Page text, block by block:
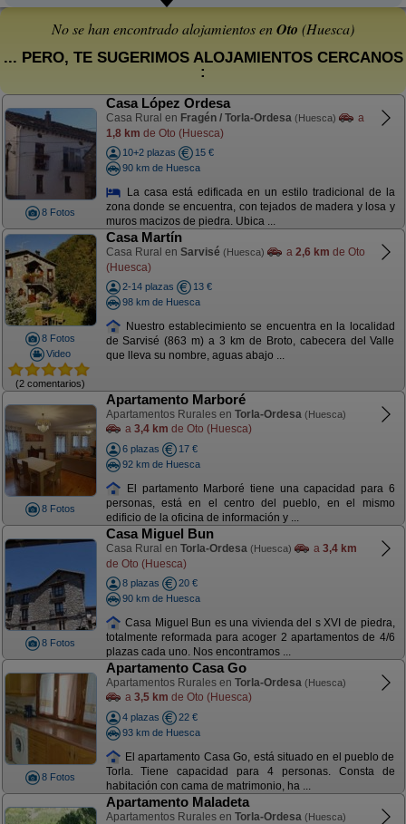
No se han encontrado alojamientos enOto (Huesca)
... PERO, TE SUGERIMOS ALOJAMIENTOS CERCANOS
:
8 Fotos
Casa López Ordesa
Casa Rural en Fragén / Torla-Ordesa (Huesca)
a
1,8 km de Oto (Huesca)
10+2 plazas
15 €
90 km de Huesca
La casa está edificada en un estilo tradicional de la
zona donde se encuentra, con tejados de madera y losa y
muros macizos de piedra. Ubica ...
8 Fotos
Video
(2 comentarios)
Casa Martín
Casa Rural en Sarvisé (Huesca) a 2,6 km de Oto
(Huesca)
2-14 plazas
13 €
98 km de Huesca
Nuestro establecimiento se encuentra en la localidad
de Sarvisé (863 m) a 3 km de Broto, cabecera del Valle
que lleva su nombre, aguas abajo ...
8 Fotos
Apartamento Marboré
Apartamentos Rurales en Torla-Ordesa (Huesca)
a 3,4 km de Oto (Huesca)
6 plazas
17 €
92 km de Huesca
El partamento Marboré tiene una capacidad para 6
personas, está en el centro del pueblo, en el mismo
edificio de la oficina de información y ...
8 Fotos
Casa Miguel Bun
Casa Rural en Torla-Ordesa (Huesca) a 3,4 km
de Oto (Huesca)
8 plazas
20 €
90 km de Huesca
Casa Miguel Bun es una vivienda del s XVI de piedra,
totalmente reformada para acoger 2 apartamentos de 4/6
plazas cada uno. Nos encontramos ...
8 Fotos
Apartamento Casa Go
Apartamentos Rurales en Torla-Ordesa (Huesca)
a 3,5 km de Oto (Huesca)
4 plazas
22 €
93 km de Huesca
El apartamento Casa Go, está situado en el pueblo de
Torla. Tiene capacidad para 4 personas. Consta de
habitación con cama de matrimonio, ha ...
Apartamento Maladeta
Apartamentos Rurales en Torla-Ordesa (Huesca)